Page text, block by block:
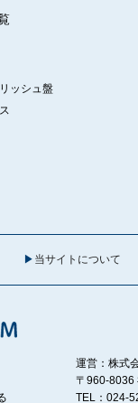
ッシュ盤
当サイトについて
運営：株式
〒960-8036
TEL：024-